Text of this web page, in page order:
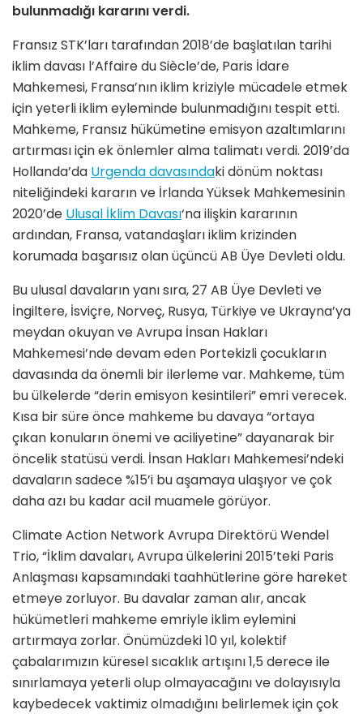
bulunmadığı kararını verdi.
Fransız STK’ları tarafından 2018’de başlatılan tarihi
iklim davası l’Affaire du Siècle’de, Paris İdare
Mahkemesi, Fransa’nın iklim kriziyle mücadele etmek
için yeterli iklim eyleminde bulunmadığını tespit etti.
Mahkeme, Fransız hükümetine emisyon azaltımlarını
artırması için ek önlemler alma talimatı verdi. 2019’da
Hollanda’da Urgenda davasındaki dönüm noktası
niteliğindeki kararın ve İrlanda Yüksek Mahkemesinin
2020’de Ulusal İklim Davası‘na ilişkin kararının
ardından, Fransa, vatandaşları iklim krizinden
korumada başarısız olan üçüncü AB Üye Devleti oldu.
Bu ulusal davaların yanı sıra, 27 AB Üye Devleti ve
İngiltere, İsviçre, Norveç, Rusya, Türkiye ve Ukrayna’ya
meydan okuyan ve Avrupa İnsan Hakları
Mahkemesi’nde devam eden Portekizli çocukların
davasında da önemli bir ilerleme var. Mahkeme, tüm
bu ülkelerde “derin emisyon kesintileri” emri verecek.
Kısa bir süre önce mahkeme bu davaya “ortaya
çıkan konuların önemi ve aciliyetine” dayanarak bir
öncelik statüsü verdi. İnsan Hakları Mahkemesi’ndeki
davaların sadece %15’i bu aşamaya ulaşıyor ve çok
daha azı bu kadar acil muamele görüyor.
Climate Action Network Avrupa Direktörü Wendel
Trio, “İklim davaları, Avrupa ülkelerini 2015’teki Paris
Anlaşması kapsamındaki taahhütlerine göre hareket
etmeye zorluyor. Bu davalar zaman alır, ancak
hükümetleri mahkeme emriyle iklim eylemini
artırmaya zorlar. Önümüzdeki 10 yıl, kolektif
çabalarımızın küresel sıcaklık artışını 1,5 derece ile
sınırlamaya yeterli olup olmayacağını ve dolayısıyla
kaybedecek vaktimiz olmadığını belirlemek için çok